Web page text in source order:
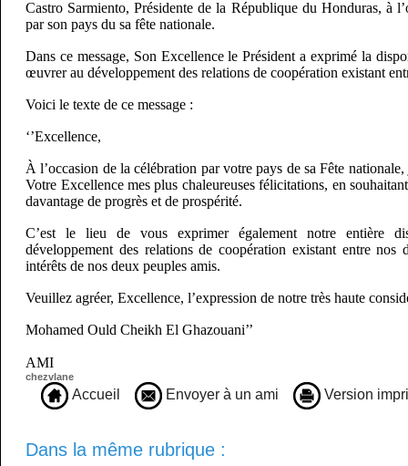
Castro Sarmiento, Présidente de la République du Honduras, à
par son pays du sa fête nationale.
Dans ce message, Son Excellence le Président a exprimé la
œuvrer au développement des relations de coopération existant
Voici le texte de ce message :
‘’Excellence,
À l’occasion de la célébration par votre pays de sa Fête
Votre Excellence mes plus chaleureuses félicitations, en
davantage de progrès et de prospérité.
C’est le lieu de vous exprimer également notre entière
développement des relations de coopération existant entre nos
intérêts de nos deux peuples amis.
Veuillez agréer, Excellence, l’expression de notre très haute
Mohamed Ould Cheikh El Ghazouani’’
AMI
chezvlane
Accueil Envoyer à un ami Version
Dans la même rubrique :